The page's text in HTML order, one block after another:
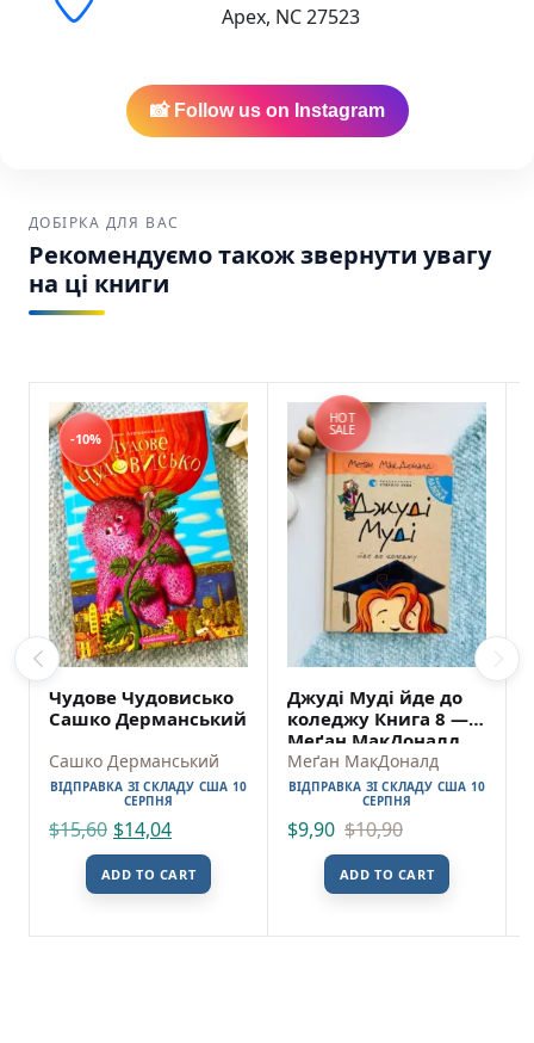
Старого Лева SKU: 9789666799992 (978-966-
Apex, NC 27523
📸 Follow us on Instagram
ДОБІРКА ДЛЯ ВАС
Рекомендуємо також звернути увагу
на ці книги
-10%
Чудове Чудовисько
Сашко Дерманський
Сашко Дерманський
ВІДПРАВКА ЗІ СКЛАДУ США 10
СЕРПНЯ
$15,60 $14,04
ADD TO CART
HOT
SALE
Джуді Муді йде до
коледжу Книга 8 —
Меґан МакДоналд
Меґан МакДоналд
ВІДПРАВКА ЗІ СКЛАДУ США 10
СЕРПНЯ
$9,90 $10,90
ADD TO CART